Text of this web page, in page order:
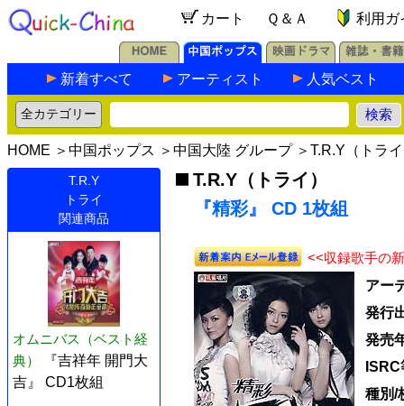
カート Ｑ＆Ａ 利用ガ
新着すべて アーティスト 人気ベスト
HOME ＞ 中国ポップス ＞ 中国大陸 グループ＞ T.R.Y（トラ
T.R.Y
トライ
関連商品
オムニバス（ベスト経
典）
『吉祥年 開門大
吉』 CD1枚組
T.R.Y（トライ）
『精彩』 CD 1枚組
<<収録歌手の
アー
発行
発売
ISRC
種別/